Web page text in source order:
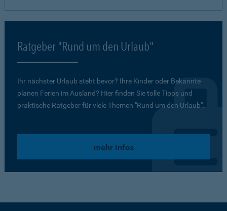
Ratgeber "Rund um den Urlaub"
Ihr nächster Urlaub steht bevor? Ihre Kinder oder Bekannte
planen Ferien im Ausland? Hier finden Sie tolle Tipps und
praktische Ratgeber für viele Themen "Rund um den Urlaub".
mehr Infos